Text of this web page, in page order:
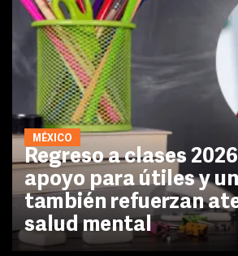
MÉXICO
Regreso a clases
apoyo para útiles y
también refuerzan
salud mental